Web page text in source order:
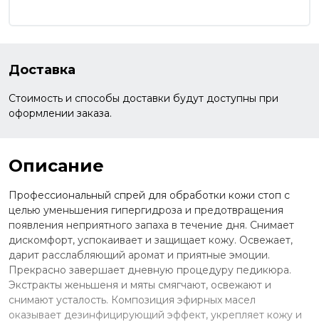
Доставка
Стоимость и способы доставки будут доступны при
оформлении заказа.
Описание
Профессиональный спрей для обработки кожи стоп с
целью уменьшения гипергидроза и предотвращения
появления неприятного запаха в течение дня. Снимает
дискомфорт, успокаивает и защищает кожу. Освежает,
дарит расслабляющий аромат и приятные эмоции.
Прекрасно завершает дневную процедуру педикюра.
Экстракты женьшеня и мяты смягчают, освежают и
снимают усталость. Композиция эфирных масел
оказывает дезинфицирующий эффект, укрепляет кожу и